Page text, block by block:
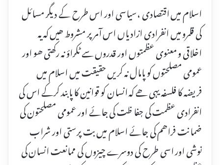
اسلام میں اقتصادی ،سیاسی اور اس طرح کے دیگر مسائل
کی قلمرو میں انفرادی ازادیاں اس آمر پر مشروط ھیں کہ یہ
اخلاقی و معنوی عظمتوں اور قدروں سے ٹکراؤ نہ رکھتی ھو اور
عمومی مصلحتوں کو پامال نہ کریں حقیقت میں اسلام میں
فریضہ کا فلسفہ یہی ھے کہ انسان کو قوانین کا پابند کرکے اس کی
انفرادی عظمت کی حٖفا ظت کی جائے اور عمومی مصلحتون کی
ضمانت فراھم کی جائے اسلام میں بت پرستی اور شراب
نوشی اور اسی طرح کی دوسرے چیزوں کی ممانعت انسان کی